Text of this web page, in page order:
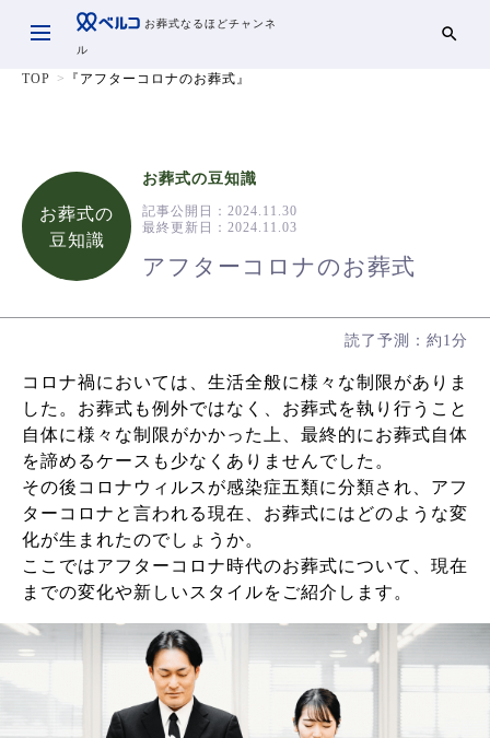
お葬式なるほどチャンネ
ル
TOP 『アフターコロナのお葬式』
お葬式の
豆知識
お葬式の豆知識
記事公開日： 2024.11.30
最終更新日： 2024.11.03
アフターコロナのお葬式
読了予測：約1分
コロナ禍においては、生活全般に様々な制限がありま
した。お葬式も例外ではなく、お葬式を執り行うこと
自体に様々な制限がかかった上、最終的にお葬式自体
を諦めるケースも少なくありませんでした。
その後コロナウィルスが感染症五類に分類され、アフ
ターコロナと言われる現在、お葬式にはどのような変
化が生まれたのでしょうか。
ここではアフターコロナ時代のお葬式について、現在
までの変化や新しいスタイルをご紹介します。